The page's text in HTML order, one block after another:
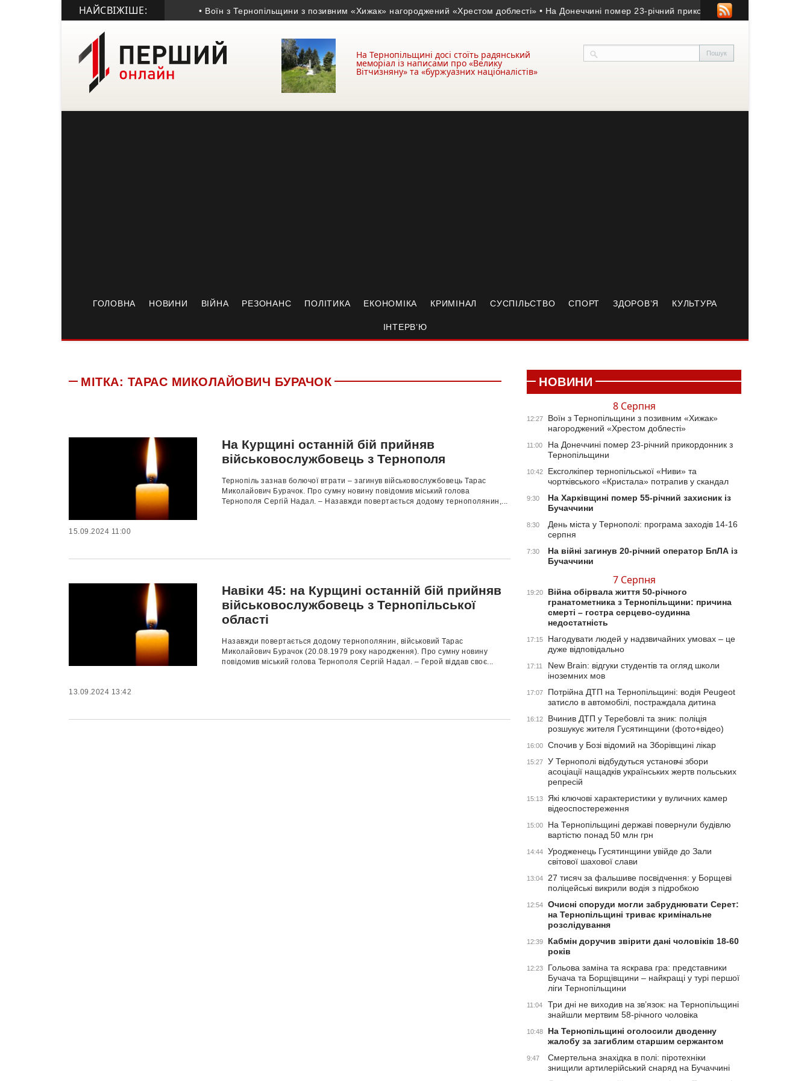
НАЙСВІЖІШЕ: • Воїн з Тернопільщини з позивним «Хижак» нагороджений «Хрестом доблесті» • На Донеччині помер 23-річний прикордонник з Тернопільщини
На Тернопільщині досі стоїть радянський
меморіал із написами про «Велику
Вітчизняну» та «буржуазних націоналістів»
ГОЛОВНА НОВИНИ ВІЙНА РЕЗОНАНС ПОЛІТИКА ЕКОНОМІКА КРИМІНАЛ СУСПІЛЬСТВО СПОРТ ЗДОРОВ’Я КУЛЬТУРА
ІНТЕРВ’Ю
МІТКА: ТАРАС МИКОЛАЙОВИЧ БУРАЧОК
На Курщині останній бій прийняв
військовослужбовець з Тернополя
Тернопіль зазнав болючої втрати – загинув військовослужбовець Тарас
Миколайович Бурачок. Про сумну новину повідомив міський голова
Тернополя Сергій Надал. – Назавжди повертається додому тернополянин,...
15.09.2024 11:00
Навіки 45: на Курщині останній бій прийняв
військовослужбовець з Тернопільської
області
Назавжди повертається додому тернополянин, військовий Тарас
Миколайович Бурачок (20.08.1979 року народження). Про сумну новину
повідомив міський голова Тернополя Сергій Надал. – Герой віддав своє...
13.09.2024 13:42
НОВИНИ
8 Серпня
12:27
Воїн з Тернопільщини з позивним «Хижак»
нагороджений «Хрестом доблесті»
11:00
На Донеччині помер 23-річний прикордонник з
Тернопільщини
10:42
Ексголкіпер тернопільської «Ниви» та
чортківського «Кристала» потрапив у скандал
9:30
На Харківщині помер 55-річний захисник із
Бучаччини
8:30
День міста у Тернополі: програма заходів 14-16
серпня
7:30
На війні загинув 20-річний оператор БпЛА із
Бучаччини
7 Серпня
19:20
Війна обірвала життя 50-річного
гранатометника з Тернопільщини: причина
смерті – гостра серцево-судинна
недостатність
17:15
Нагодувати людей у надзвичайних умовах – це
дуже відповідально
17:11
New Brain: відгуки студентів та огляд школи
іноземних мов
17:07
Потрійна ДТП на Тернопільщині: водія Peugeot
затисло в автомобілі, постраждала дитина
16:12
Вчинив ДТП у Теребовлі та зник: поліція
розшукує жителя Гусятинщини (фото+відео)
16:00 Спочив у Бозі відомий на Зборівщині лікар
15:27
У Тернополі відбудуться установчі збори
асоціації нащадків українських жертв польських
репресій
15:13
Які ключові характеристики у вуличних камер
відеоспостереження
15:00
На Тернопільщині державі повернули будівлю
вартістю понад 50 млн грн
14:44
Уродженець Гусятинщини увійде до Зали
світової шахової слави
13:04
27 тисяч за фальшиве посвідчення: у Борщеві
поліцейські викрили водія з підробкою
12:54
Очисні споруди могли забруднювати Серет:
на Тернопільщині триває кримінальне
розслідування
12:39
Кабмін доручив звірити дані чоловіків 18-60
років
12:23
Гольова заміна та яскрава гра: представники
Бучача та Борщівщини – найкращі у турі першої
ліги Тернопільщини
11:04
Три дні не виходив на зв’язок: на Тернопільщині
знайшли мертвим 58-річного чоловіка
10:48
На Тернопільщині оголосили дводенну
жалобу за загиблим старшим сержантом
9:47
Смертельна знахідка в полі: піротехніки
знищили артилерійський снаряд на Бучаччині